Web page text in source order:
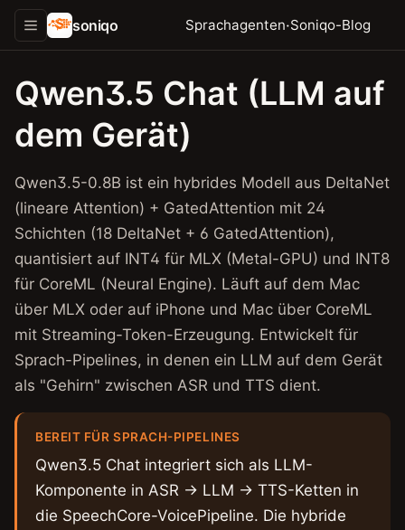
soniqo Sprachagenten·Soniqo-Blog
Qwen3.5 Chat (LLM auf
dem Gerät)
Qwen3.5-0.8B ist ein hybrides Modell aus DeltaNet
(lineare Attention) + GatedAttention mit 24
Schichten (18 DeltaNet + 6 GatedAttention),
quantisiert auf INT4 für MLX (Metal-GPU) und INT8
für CoreML (Neural Engine). Läuft auf dem Mac
über MLX oder auf iPhone und Mac über CoreML
mit Streaming-Token-Erzeugung. Entwickelt für
Sprach-Pipelines, in denen ein LLM auf dem Gerät
als "Gehirn" zwischen ASR und TTS dient.
BEREIT FÜR SPRACH-PIPELINES
Qwen3.5 Chat integriert sich als LLM-
Komponente in ASR → LLM → TTS-Ketten in
die SpeechCore-VoicePipeline. Die hybride